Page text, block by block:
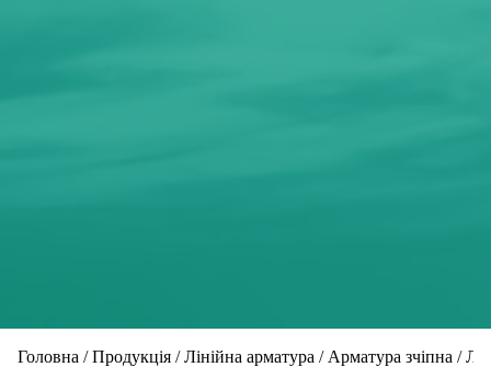
Головна /Продукція /Лінійна арматура / Арматура зчіпна /